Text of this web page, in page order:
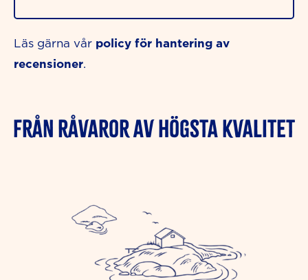
Läs gärna vår policy för hantering av
recensioner
FRÅN RÅVAROR AV HÖGSTA KVALITET